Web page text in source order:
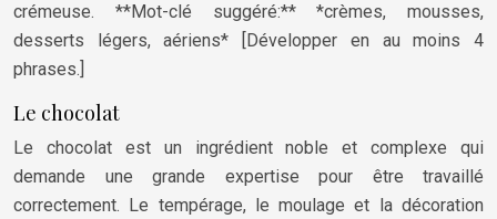
crémeuse. **Mot-clé suggéré:** *crèmes, mousses,
desserts légers, aériens* [Développer en au moins 4
phrases.]
Le chocolat
Le chocolat est un ingrédient noble et complexe qui
demande une grande expertise pour être travaillé
correctement. Le tempérage, le moulage et la décoration